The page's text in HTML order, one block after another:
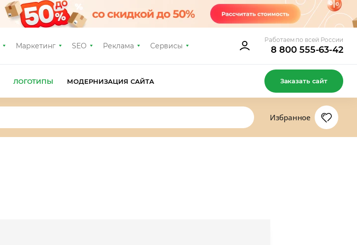
Маркетинг SEO Реклама Сервисы
Работаем по всей России
8 800 555-63-42
ЛОГОТИПЫ МОДЕРНИЗАЦИЯ САЙТА Заказать сайт
Избранное